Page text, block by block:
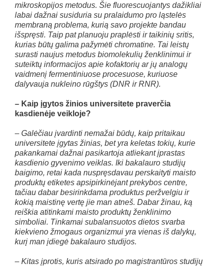
mikroskopijos metodus. Šie fluorescuojantys dažikliai
labai dažnai susiduria su pralaidumo pro ląstelės
membraną problema, kurią savo projekte bandau
išspręsti. Taip pat planuoju praplėsti ir taikinių sritis,
kurias būtų galima pažymėti chromatine. Tai leistų
surasti naujus metodus biomolekulių ženklinimui ir
suteiktų informacijos apie kofaktorių ar jų analogų
vaidmenį fermentiniuose procesuose, kuriuose
dalyvauja nukleino rūgštys (DNR ir RNR).
– Kaip įgytos žinios universitete praverčia
kasdienėje veikloje?
– Galėčiau įvardinti nemažai būdų, kaip pritaikau
universitete įgytas žinias, bet yra keletas tokių, kurie
pakankamai dažnai pasikartoja atliekant įprastas
kasdienio gyvenimo veiklas. Iki bakalauro studijų
baigimo, retai kada nuspręsdavau perskaityti maisto
produktų etiketes apsipirkinėjant prekybos centre,
tačiau dabar besirinkdama produktus peržvelgiu ir
kokią maistinę vertę jie man atneš. Dabar žinau, ką
reiškia atitinkami maisto produktų ženklinimo
simboliai. Tinkamai subalansuotos dietos svarba
kiekvieno žmogaus organizmui yra vienas iš dalykų,
kurį man įdiegė bakalauro studijos.
– Kitas įprotis, kuris atsirado po magistrantūros studijų